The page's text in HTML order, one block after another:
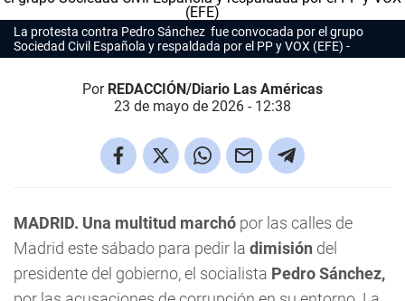
La protesta contra Pedro Sánchez fue convocada por el grupo
Sociedad Civil Española y respaldada por el PP y VOX (EFE)
Por REDACCIÓN/Diario Las Américas
23 de mayo de 2026 - 12:38
MADRID. Una multitud marchó por las calles de
Madrid este sábado para pedir la dimisión del
presidente del gobierno, el socialista Pedro Sánchez,